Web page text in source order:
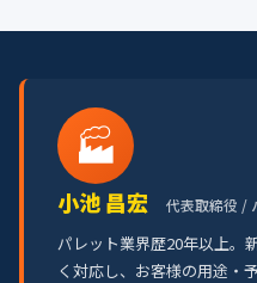
🏭
小池 昌宏 代表取締役 /
パレット業界歴20年以上。
く対応し、お客様の用途・